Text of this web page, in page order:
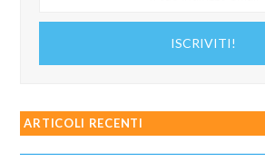
ISCRIVITI!
ARTICOLI RECENTI